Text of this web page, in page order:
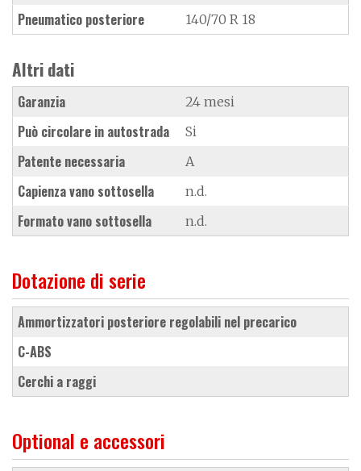
Pneumatico posteriore 140/70 R 18
Altri dati
Garanzia 24 mesi
Può circolare in autostrada Si
Patente necessaria A
Capienza vano sottosella n.d.
Formato vano sottosella n.d.
Dotazione di serie
ammortizzatori posteriore regolabili nel precarico
C-ABS
cerchi a raggi
Optional e accessori